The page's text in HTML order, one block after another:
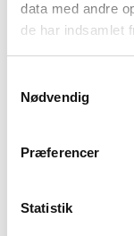
data med andre
de har indsamlet
Nødvendig
Præferencer
Statistik